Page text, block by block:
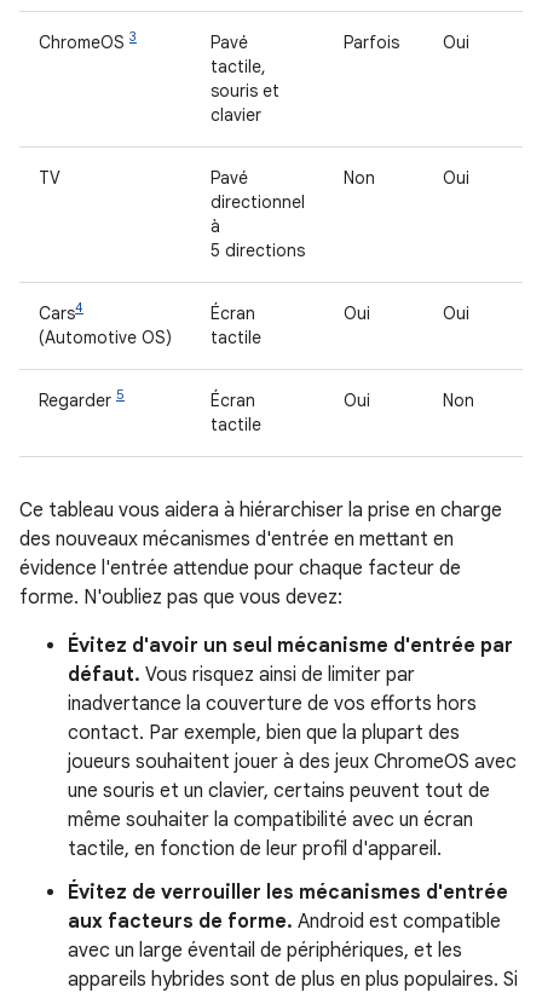
ChromeOS 3
Pavé
tactile,
souris et
clavier
Parfois Oui
TV
Pavé
directionnel
à
5 directions
Non Oui
Cars4
(Automotive OS)
Écran
tactile
Oui Oui
Regarder 5
Écran
tactile
Oui Non
Ce tableau vous aidera à hiérarchiser la prise en charge
des nouveaux mécanismes d'entrée en mettant en
évidence l'entrée attendue pour chaque facteur de
forme. N'oubliez pas que vous devez:
Évitez d'avoir un seul mécanisme d'entrée par
défaut. Vous risquez ainsi de limiter par
inadvertance la couverture de vos efforts hors
contact. Par exemple, bien que la plupart des
joueurs souhaitent jouer à des jeux ChromeOS avec
une souris et un clavier, certains peuvent tout de
même souhaiter la compatibilité avec un écran
tactile, en fonction de leur profil d'appareil.
Évitez de verrouiller les mécanismes d'entrée
aux facteurs de forme. Android est compatible
avec un large éventail de périphériques, et les
appareils hybrides sont de plus en plus populaires. Si